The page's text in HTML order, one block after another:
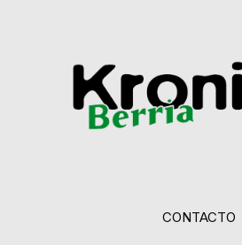
CONTACTO